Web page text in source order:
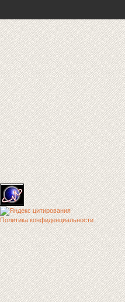
Политика конфиденциальности